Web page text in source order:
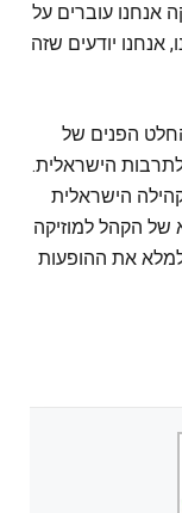
אנחנו עוברים על
אנחנו יודעים שזה
הפנים של
הישראלית.
לקהילה הישראלית
של הקהל למוזיקה
את ההופעות